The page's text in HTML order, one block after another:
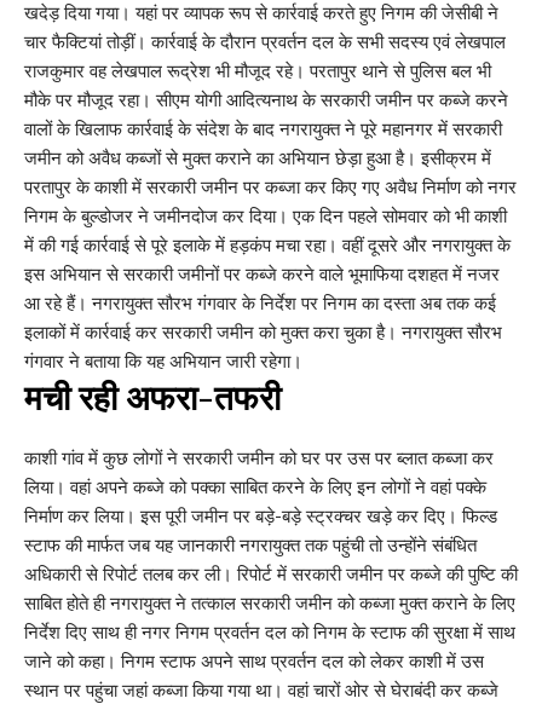
खदेड़ दिया गया। यहां पर व्यापक रूप से कार्रवाई करते हुए निगम की जेसीबी ने
चार फैक्टियां तोड़ीं। कार्रवाई के दौरान प्रवर्तन दल के सभी सदस्य एवं लेखपाल
राजकुमार वह लेखपाल रूद्रेश भी मौजूद रहे। परतापुर थाने से पुलिस बल भी
मौके पर मौजूद रहा। सीएम योगी आदित्यनाथ के सरकारी जमीन पर कब्जे करने
वालों के खिलाफ कार्रवाई के संदेश के बाद नगरायुक्त ने पूरे महानगर में सरकारी
जमीन को अवैध कब्जों से मुक्त कराने का अभियान छेड़ा हुआ है। इसीक्रम में
परतापुर के काशी में सरकारी जमीन पर कब्जा कर किए गए अवैध निर्माण को नगर
निगम के बुल्डोजर ने जमीनदोज कर दिया। एक दिन पहले सोमवार को भी काशी
में की गई कार्रवाई से पूरे इलाके में हड़कंप मचा रहा। वहीं दूसरे और नगरायुक्त के
इस अभियान से सरकारी जमीनों पर कब्जे करने वाले भूमाफिया दशहत में नजर
आ रहे हैं। नगरायुक्त सौरभ गंगवार के निर्देश पर निगम का दस्ता अब तक कई
इलाकों में कार्रवाई कर सरकारी जमीन को मुक्त करा चुका है। नगरायुक्त सौरभ
गंगवार ने बताया कि यह अभियान जारी रहेगा।
मची रही अफरा-तफरी
काशी गांव में कुछ लोगों ने सरकारी जमीन को घर पर उस पर ब्लात कब्जा कर
लिया। वहां अपने कब्जे को पक्का साबित करने के लिए इन लोगों ने वहां पक्के
निर्माण कर लिया। इस पूरी जमीन पर बड़े-बड़े स्ट्रक्चर खड़े कर दिए। फिल्ड
स्टाफ की मार्फत जब यह जानकारी नगरायुक्त तक पहुंची तो उन्होंने संबंधित
अधिकारी से रिपोर्ट तलब कर ली। रिपोर्ट में सरकारी जमीन पर कब्जे की पुष्टि की
साबित होते ही नगरायुक्त ने तत्काल सरकारी जमीन को कब्जा मुक्त कराने के लिए
निर्देश दिए साथ ही नगर निगम प्रवर्तन दल को निगम के स्टाफ की सुरक्षा में साथ
जाने को कहा। निगम स्टाफ अपने साथ प्रवर्तन दल को लेकर काशी में उस
स्थान पर पहुंचा जहां कब्जा किया गया था। वहां चारों ओर से घेराबंदी कर कब्जे